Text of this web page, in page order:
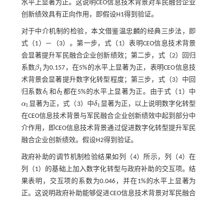
水平上显著为正。这说明CEO信息技术背景对军民融合企业
创新绩效具有正向作用，即假设H1得到验证。
对于中介机制的检验，本文借鉴温忠麟的经典三步法，即
式（1）—（3）。第一步， 式（1）表明CEO信息技术背景
会显著提升军民融合企业创新绩效；第二步， 式（2）
回归
系数β1
β1 为0.157，在5%的水平上显著为正，表明CEO信息技
术背景会显著提升数字化转型程度；第三步， 式（3） 中回
归系数δ1
δ1 和 δ2
δ2 都在5%的水平上显著为正。由于式（1） 中
α1
α1 显著为正，式（3） 中δ1
δ1 显著为正，以上说明数字化转型
在CEO信息技术背景与军民融合企业创新绩效中起到部分中
介作用，即CEO信息技术背景通过促进数字化转型提升军民
融合企业创新绩效。假设H2得到验证。
政府补助的调节机制检验结果如列（4）所示，列（4）在
列（1）的基础上加入数字化转型与政府补助的交互项。结
果表明，交互项的系数为0.046，并在1%的水平上显著为
正。这说明政府补助能够促进CEO信息技术背景对军民融合